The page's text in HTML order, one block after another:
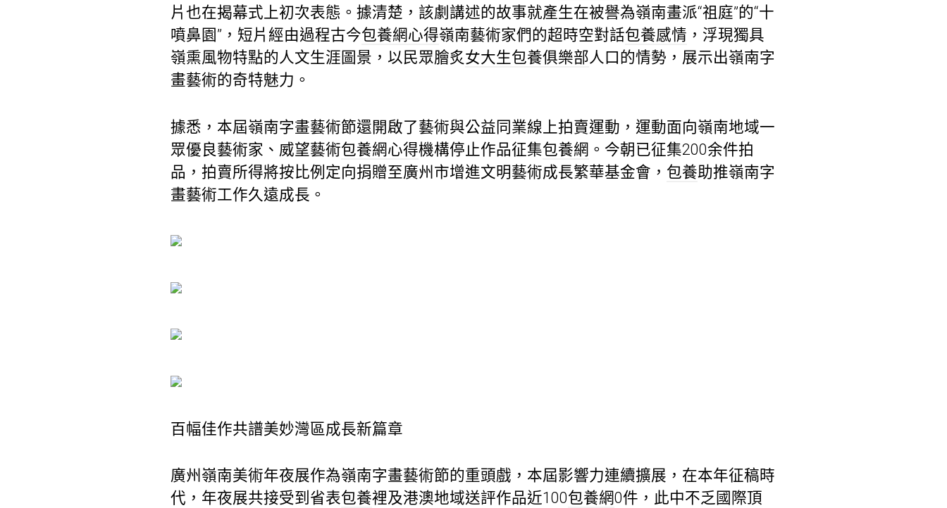
片也在揭幕式上初次表態。據清楚，該劇講述的故事就產生在被譽為嶺南畫派“祖庭”的“十
噴鼻園”，短片經由過程古今包養網心得嶺南藝術家們的超時空對話包養感情 ，浮現獨具
嶺熏風物特點的人文生涯圖景，以民眾膾炙女大生包養俱樂部人口的情勢，展示出嶺南字
畫藝術的奇特魅力。
據悉，本屆嶺南字畫藝術節還開啟了藝術與公益同業線上拍賣運動，運動面向嶺南地域一
眾優良藝術家、威望藝術包養網心得機構停止作品征集包養網 。今朝已征集200余件拍
品，拍賣所得將按比例定向捐贈至廣州市增進文明藝術成長繁華基金會， 包養助推嶺南字
畫藝術工作久遠成長。
百幅佳作共譜美妙灣區成長新篇章
廣州嶺南美術年夜展作為嶺南字畫藝術節的重頭戲，本屆影響力連續擴展，在本年征稿時
代，年夜展共接受到省表包養裡及港澳地域送評作品近100包養網0件，此中不乏國際頂